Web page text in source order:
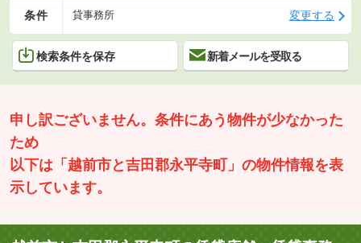
条件 貸事務所 変更する
検索条件を保存 新着メールを受取る
申し訳ございません。条件にあう物件が少なかった
ため
以下は「越前市と吉田郡永平寺町」の物件情報を表
示しています。